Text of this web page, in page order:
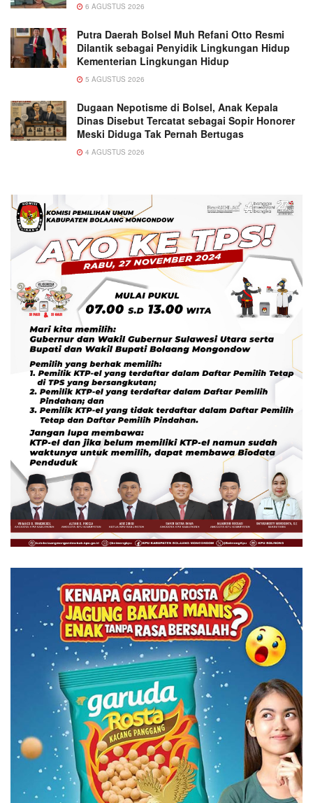
6 AGUSTUS 2026
Putra Daerah Bolsel Muh Refani Otto Resmi
Dilantik sebagai Penyidik Lingkungan Hidup
Kementerian Lingkungan Hidup
5 AGUSTUS 2026
Dugaan Nepotisme di Bolsel, Anak Kepala
Dinas Disebut Tercatat sebagai Sopir Honorer
Meski Diduga Tak Pernah Bertugas
4 AGUSTUS 2026